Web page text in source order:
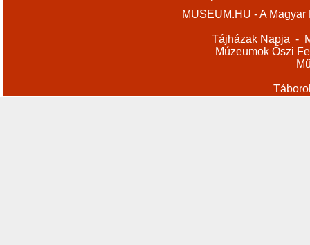
MUSEUM.HU - A
Tájházak Napja -
Múzeumok Őszi